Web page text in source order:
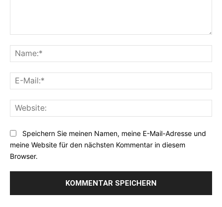
Speichern Sie meinen Namen, meine E-Mail-Adresse und
meine Website für den nächsten Kommentar in diesem
Browser.